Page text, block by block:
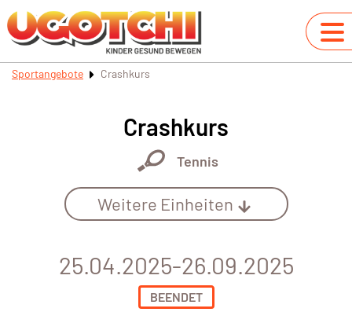
Sportangebote Crashkurs
Crashkurs
Tennis
Weitere Einheiten
25.04.2025-26.09.2025
BEENDET